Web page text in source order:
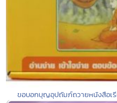
ขอบอกบุญอุปถัมภ์ถวายหนังสือเ